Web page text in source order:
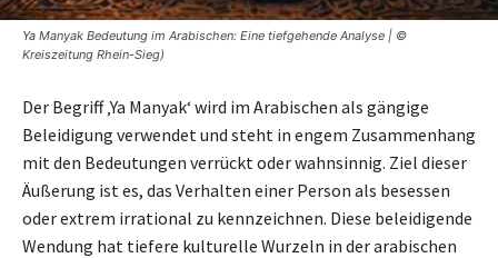
Ya Manyak Bedeutung im Arabischen: Eine tiefgehende Analyse | ©
Kreiszeitung Rhein-Sieg)
Der Begriff ‚Ya Manyak‘ wird im Arabischen als gängige
Beleidigung verwendet und steht in engem Zusammenhang
mit den Bedeutungen verrückt oder wahnsinnig. Ziel dieser
Äußerung ist es, das Verhalten einer Person als besessen
oder extrem irrational zu kennzeichnen. Diese beleidigende
Wendung hat tiefere kulturelle Wurzeln in der arabischen